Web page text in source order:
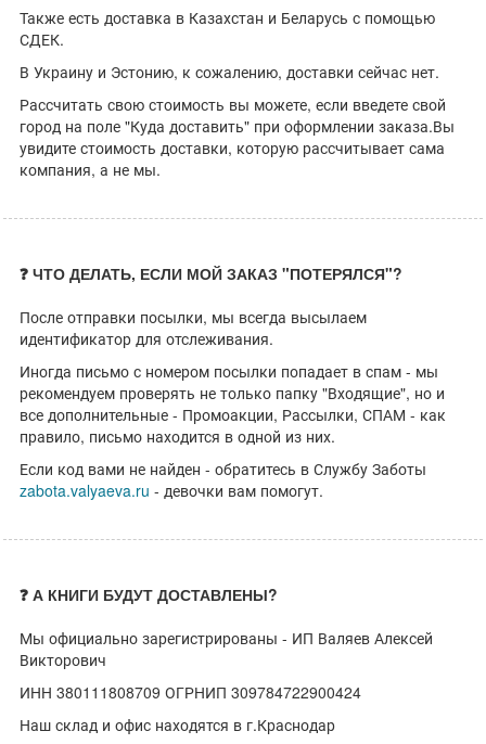
Также есть доставка в Казахстан и Беларусь с помощью
СДЕК.
В Украину и Эстонию, к сожалению, доставки сейчас нет.
Рассчитать свою стоимость вы можете, если введете свой
город на поле "Куда доставить" при оформлении заказа.Вы
увидите стоимость доставки, которую рассчитывает сама
компания, а не мы.
❓ ЧТО ДЕЛАТЬ, ЕСЛИ МОЙ ЗАКАЗ "ПОТЕРЯЛСЯ"?
После отправки посылки, мы всегда высылаем
идентификатор для отслеживания.
Иногда письмо с номером посылки попадает в спам - мы
рекомендуем проверять не только папку "Входящие", но и
все дополнительные - Промоакции, Рассылки, СПАМ - как
правило, письмо находится в одной из них.
Если код вами не найден - обратитесь в Службу Заботы
zabota.valyaeva.ru - девочки вам помогут.
❓ А КНИГИ БУДУТ ДОСТАВЛЕНЫ?
Мы официально зарегистрированы - ИП Валяев Алексей
Викторович
ИНН 380111808709 ОГРНИП 309784722900424
Наш склад и офис находятся в г.Краснодар